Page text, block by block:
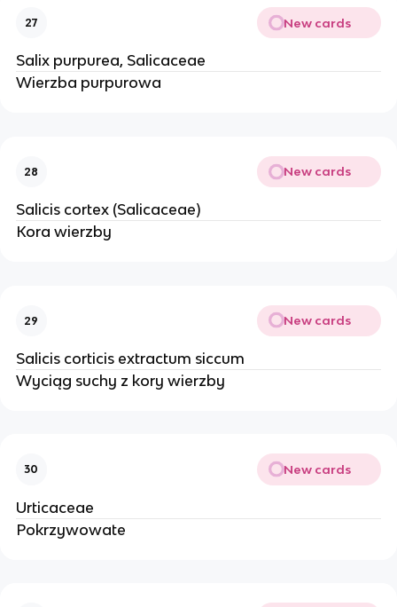
27 New cards
Salix purpurea, Salicaceae
Wierzba purpurowa
28 New cards
Salicis cortex (Salicaceae)
Kora wierzby
29 New cards
Salicis corticis extractum siccum
Wyciąg suchy z kory wierzby
30 New cards
Urticaceae
Pokrzywowate